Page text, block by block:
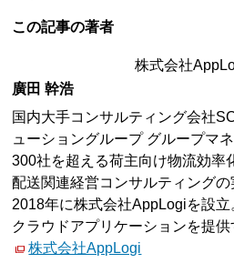
この記事の著者
株式会社
廣田 幹浩
国内大手コンサルティング会社
ューショングループ グループマ
300社を超える荷主向け物流効率
配送関連経営コンサルティングの
2018年に株式会社AppLogiを設
クラウドアプリケーションを提供
株式会社AppLogi